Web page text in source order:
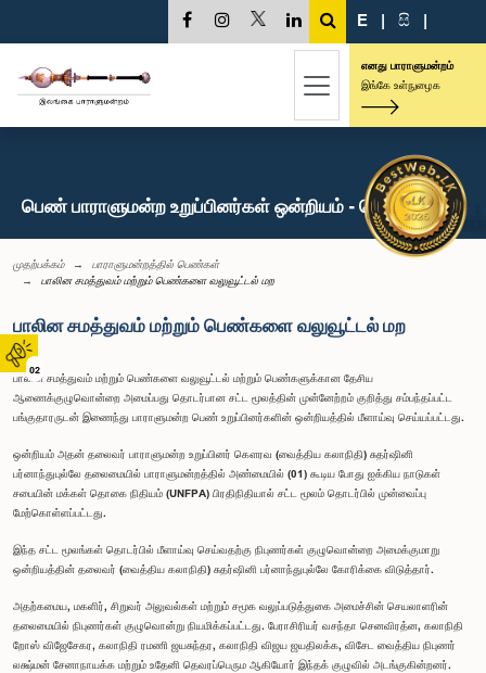
02
E | සි |
எனது பாராளுமன்றம்
இங்கே உள்நுழைக
பெண் பாராளுமன்ற உறுப்பினர்கள் ஒன்றியம் - செய்திகள்
முதற்பக்கம்
பாராளுமன்றத்தில் பெண்கள்
பாலின சமத்துவம் மற்றும் பெண்களை வலுவூட்டல் மற
பாலின சமத்துவம் மற்றும் பெண்களை வலுவூட்டல் மற
பாலின சமத்துவம் மற்றும் பெண்களை வலுவூட்டல் மற்றும் பெண்களுக்கான தேசிய
ஆணைக்குழுவொன்றை அமைப்பது தொடர்பான சட்ட மூலத்தின் முன்னேற்றம் குறித்து சம்பந்தப்பட்ட
பங்குதாரருடன் இணைந்து பாராளுமன்ற பெண் உறுப்பினர்களின் ஒன்றியத்தில் மீளாய்வு செய்யப்பட்டது.
ஒன்றியம் அதன் தலைவர் பாராளுமன்ற உறுப்பினர் கௌரவ (வைத்திய கலாநிதி) சுதர்ஷினி
பர்னாந்துபுல்லே தலைமையில் பாராளுமன்றத்தில் அண்மையில் (01) கூடிய போது ஐக்கிய நாடுகள்
சபையின் மக்கள் தொகை நிதியம் (UNFPA) பிரதிநிதியால் சட்ட மூலம் தொடர்பில் முன்வைப்பு
மேற்கொள்ளப்பட்டது.
இந்த சட்ட மூலங்கள் தொடர்பில் மீளாய்வு செய்வதற்கு நிபுணர்கள் குழுவொன்றை அமைக்குமாறு
ஒன்றியத்தின் தலைவர் (வைத்திய கலாநிதி) சுதர்ஷினி பர்னாந்துபுல்லே கோரிக்கை விடுத்தார்.
அதற்கமைய, மகளிர், சிறுவர் அலுவல்கள் மற்றும் சமூக வலுப்படுத்துகை அமைச்சின் செயலாளரின்
தலைமையில் நிபுணர்கள் குழுவொன்று நியமிக்கப்பட்டது. பேராசிரியர் வசந்தா செனவிரத்ன, கலாநிதி
றோஸ் விஜேசேகர, கலாநிதி ரமணி ஜயசுந்தர, கலாநிதி விஜய ஜயதிலக்க, விசேட வைத்திய நிபுணர்
லக்ஷ்மன் சேனாநாயக்க மற்றும் உதேனி தெவரப்பெரும ஆகியோர் இந்தக் குழுவில் அடங்குகின்றனர்.